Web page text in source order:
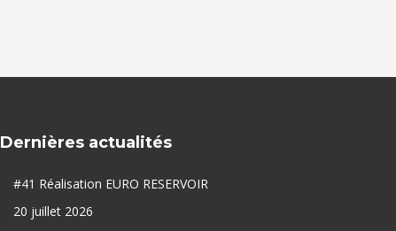
Dernières actualités
#41 Réalisation EURO RESERVOIR
20 juillet 2026